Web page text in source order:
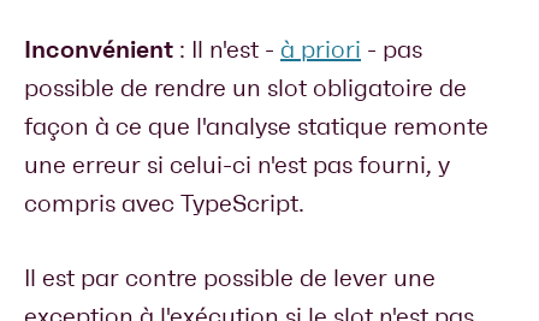
Inconvénient : Il n'est - à priori - pas
possible de rendre un slot obligatoire de
façon à ce que l'analyse statique remonte
une erreur si celui-ci n'est pas fourni, y
compris avec TypeScript.
Il est par contre possible de lever une